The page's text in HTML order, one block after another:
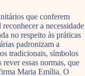
que conferem
a necessidade
no respeito às práticas
padronizam a
tradicionais, símbolos
essas normas, que
Maria Emília. O